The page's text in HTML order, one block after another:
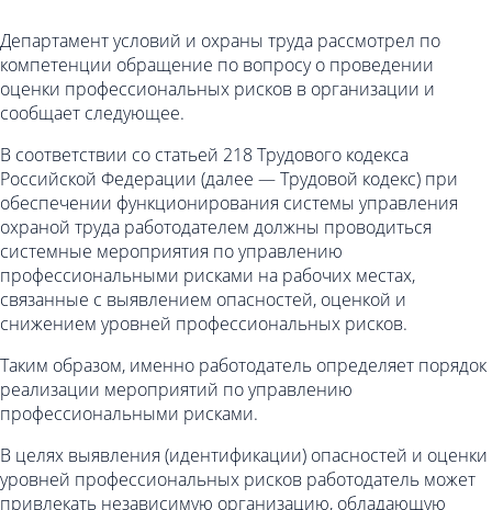
Департамент условий и охраны труда рассмотрел по
компетенции обращение по вопросу о проведении
оценки профессиональных рисков в организации и
сообщает следующее.
В соответствии со статьей 218 Трудового кодекса
Российской Федерации (далее — Трудовой кодекс) при
обеспечении функционирования системы управления
охраной труда работодателем должны проводиться
системные мероприятия по управлению
профессиональными рисками на рабочих местах,
связанные с выявлением опасностей, оценкой и
снижением уровней профессиональных рисков.
Таким образом, именно работодатель определяет порядок
реализации мероприятий по управлению
профессиональными рисками.
В целях выявления (идентификации) опасностей и оценки
уровней профессиональных рисков работодатель может
привлекать независимую организацию, обладающую